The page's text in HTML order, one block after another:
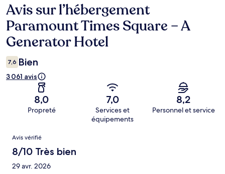
Avis
Avis sur l’hébergement
Paramount Times Square – A
Generator Hotel
7,6 Bien
3 061 avis
8,0
Propreté
7,0
Services et
équipements
8,2
Personnel et service
Avis
Avis vérifié
8/10 Très bien
29 avr. 2026